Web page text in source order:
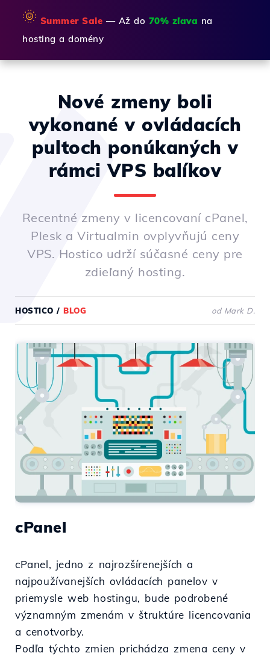
🌞 Summer Sale — Až do 70% zľava na
hosting a domény
Nové zmeny boli
vykonané v ovládacích
pultoch ponúkaných v
rámci VPS balíkov
Recentné zmeny v licencovaní cPanel,
Plesk a Virtualmin ovplyvňujú ceny
VPS. Hostico udrží súčasné ceny pre
zdieľaný hosting.
HOSTICO / BLOG od Mark D.
cPanel
cPanel, jedno z najrozšírenejších a
najpoužívanejších ovládacích panelov v
priemysle web hostingu, bude podrobené
významným zmenám v štruktúre licencovania
a cenotvorby.
Podľa týchto zmien prichádza zmena ceny v